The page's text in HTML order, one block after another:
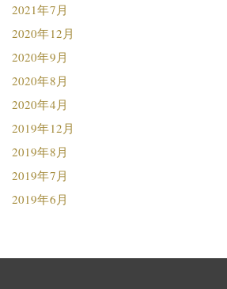
2021年7月
2020年12月
2020年9月
2020年8月
2020年4月
2019年12月
2019年8月
2019年7月
2019年6月